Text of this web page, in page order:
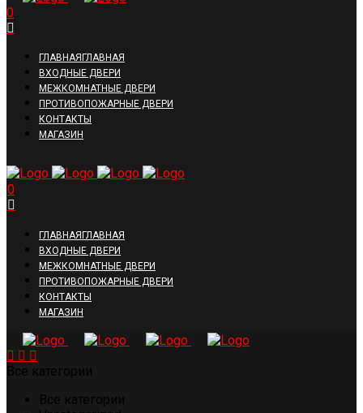
0
ГЛАВНАЯ ГЛАВНАЯ
ВХОДНЫЕ ДВЕРИ
МЕЖКОМНАТНЫЕ ДВЕРИ
ПРОТИВОПОЖАРНЫЕ ДВЕРИ
КОНТАКТЫ
МАГАЗИН
0
ГЛАВНАЯ ГЛАВНАЯ
ВХОДНЫЕ ДВЕРИ
МЕЖКОМНАТНЫЕ ДВЕРИ
ПРОТИВОПОЖАРНЫЕ ДВЕРИ
КОНТАКТЫ
МАГАЗИН